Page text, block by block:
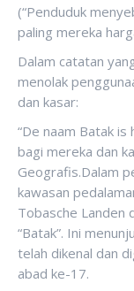
(“Penduduk
paling mereka
Dalam catatan
menolak
dan kasar:
“De naam Batak is
bagi mereka dan
Geografis.Dalam
kawasan
Tobasche Landen
“Batak”. Ini
telah dikenal dan
abad ke-17.